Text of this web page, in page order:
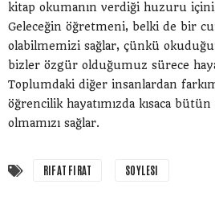
kitap okumanın verdiği huzuru
Geleceğin öğretmeni, belki de bir
olabilmemizi sağlar, çünkü
bizler özgür olduğumuz sürece
Toplumdaki diğer insanlardan
öğrencilik hayatımızda kısaca bütün
olmamızı sağlar.
RIFAT FIRAT SOYLESI